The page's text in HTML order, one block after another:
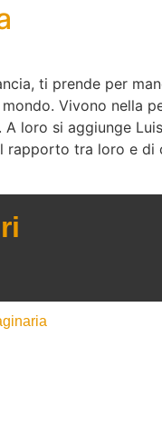
ti prende per
Vivono nella
loro si aggiunge
rapporto tra loro e di